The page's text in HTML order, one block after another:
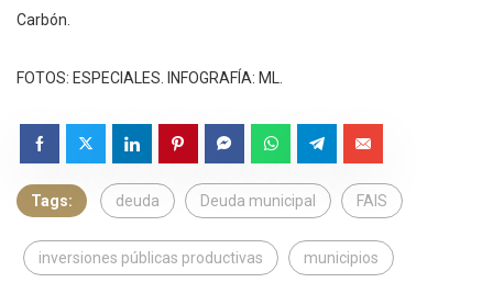
Carbón.
FOTOS: ESPECIALES. INFOGRAFÍA: ML.
Tags: deuda Deuda municipal FAIS
inversiones públicas productivas municipios